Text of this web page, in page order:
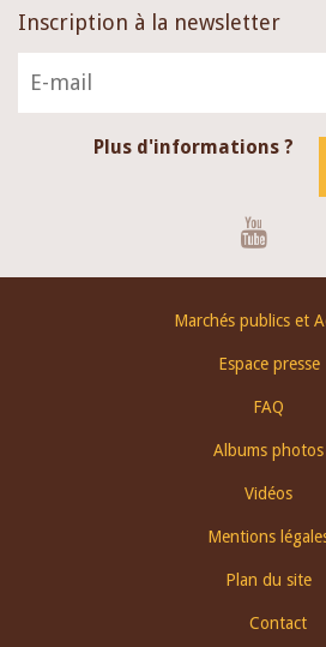
Inscription à la newsletter
Plus d'informations ?
Marchés publics et
Espace presse
FAQ
Albums photos
Vidéos
Mentions
Plan du site
Contact